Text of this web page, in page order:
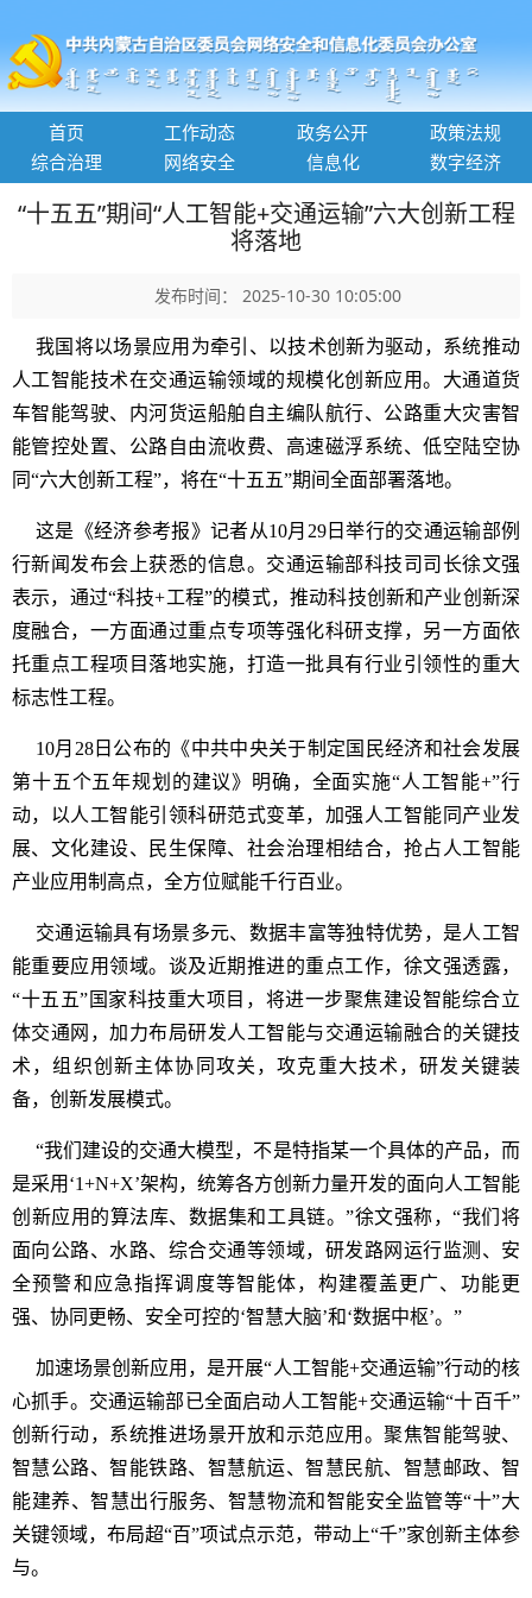
首页 工作动态 政务公开
政策法规
综合治理
网络安全 信息化 数字经济
“十五五”期间“人工智能+交通运输”六大创新工程
将落地
发布时间： 2025-10-30 10:05:00
我国将以场景应用为牵引、以技术创新为驱动，系统推动
人工智能技术在交通运输领域的规模化创新应用。大通道货
车智能驾驶、内河货运船舶自主编队航行、公路重大灾害智
能管控处置、公路自由流收费、高速磁浮系统、低空陆空协
同“六大创新工程”，将在“十五五”期间全面部署落地。
这是《经济参考报》记者从10月29日举行的交通运输部例
行新闻发布会上获悉的信息。交通运输部科技司司长徐文强
表示，通过“科技+工程”的模式，推动科技创新和产业创新深
度融合，一方面通过重点专项等强化科研支撑，另一方面依
托重点工程项目落地实施，打造一批具有行业引领性的重大
标志性工程。
10月28日公布的《中共中央关于制定国民经济和社会发展
第十五个五年规划的建议》明确，全面实施“人工智能+”行
动，以人工智能引领科研范式变革，加强人工智能同产业发
展、文化建设、民生保障、社会治理相结合，抢占人工智能
产业应用制高点，全方位赋能千行百业。
交通运输具有场景多元、数据丰富等独特优势，是人工智
能重要应用领域。谈及近期推进的重点工作，徐文强透露，
“十五五”国家科技重大项目，将进一步聚焦建设智能综合立
体交通网，加力布局研发人工智能与交通运输融合的关键技
术，组织创新主体协同攻关，攻克重大技术，研发关键装
备，创新发展模式。
“我们建设的交通大模型，不是特指某一个具体的产品，而
是采用‘1+N+X’架构，统筹各方创新力量开发的面向人工智能
创新应用的算法库、数据集和工具链。”徐文强称，“我们将
面向公路、水路、综合交通等领域，研发路网运行监测、安
全预警和应急指挥调度等智能体，构建覆盖更广、功能更
强、协同更畅、安全可控的‘智慧大脑’和‘数据中枢’。”
加速场景创新应用，是开展“人工智能+交通运输”行动的核
心抓手。交通运输部已全面启动人工智能+交通运输“十百千”
创新行动，系统推进场景开放和示范应用。聚焦智能驾驶、
智慧公路、智能铁路、智慧航运、智慧民航、智慧邮政、智
能建养、智慧出行服务、智慧物流和智能安全监管等“十”大
关键领域，布局超“百”项试点示范，带动上“千”家创新主体参
与。